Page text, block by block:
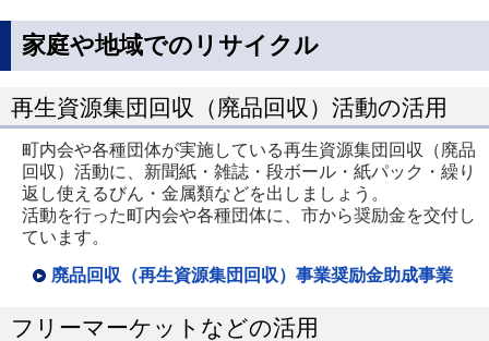
家庭や地域でのリサイクル
再生資源集団回収（廃品回収）活動の活用
町内会や各種団体が実施している再生資源集団回収（廃品
回収）活動に、新聞紙・雑誌・段ボール・紙パック・繰り
返し使えるびん・金属類などを出しましょう。
活動を行った町内会や各種団体に、市から奨励金を交付し
ています。
廃品回収（再生資源集団回収）事業奨励金助成事業
フリーマーケットなどの活用